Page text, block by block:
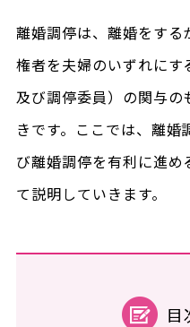
離婚調停は、離婚をす
権者を夫婦のいずれに
及び調停委員）の関与
きです。ここでは、離
び離婚調停を有利に進
て説明していきます。
目